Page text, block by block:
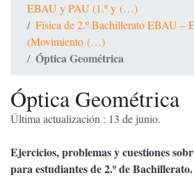
EBAU y PAU (1.º y (…)
Física de 2.º Bachillerato EBAU –
(Movimiento (…)
Óptica Geométrica
Óptica Geométrica
Última actualización : 13 de junio.
Ejercicios, problemas y cuestiones
para estudiantes de 2.º de Bachillerato.